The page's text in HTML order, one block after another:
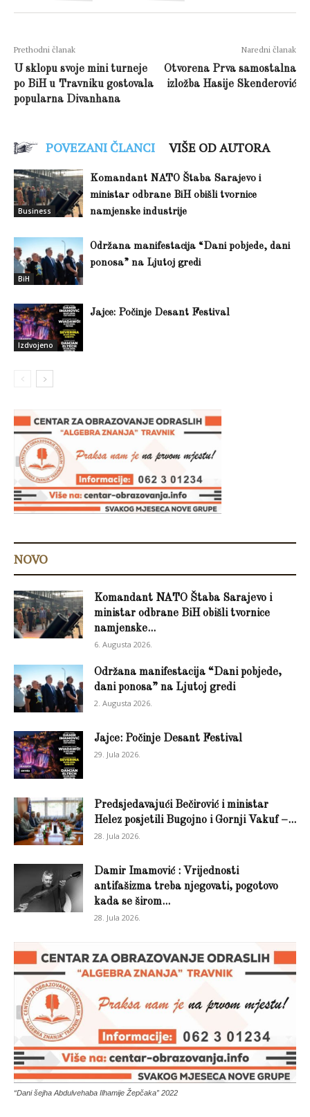
Prethodni članak
U sklopu svoje mini turneje
po BiH u Travniku gostovala
popularna Divanhana
Naredni članak
Otvorena Prva samostalna
izložba Hasije Skenderović
POVEZANI ČLANCI VIŠE OD AUTORA
Business
Komandant NATO Štaba Sarajevo i
ministar odbrane BiH obišli tvornice
namjenske industrije
BiH
Održana manifestacija “Dani pobjede, dani
ponosa” na Ljutoj gredi
Izdvojeno
Jajce: Počinje Desant Festival
NOVO
Komandant NATO Štaba Sarajevo i
ministar odbrane BiH obišli tvornice
namjenske...
6. Augusta 2026.
Održana manifestacija “Dani pobjede,
dani ponosa” na Ljutoj gredi
2. Augusta 2026.
Jajce: Počinje Desant Festival
29. Jula 2026.
Predsjedavajući Bečirović i ministar
Helez posjetili Bugojno i Gornji Vakuf –...
28. Jula 2026.
Damir Imamović : Vrijednosti
antifašizma treba njegovati, pogotovo
kada se širom...
28. Jula 2026.
“Dani šejha Abdulvehaba Ilhamije Žepčaka” 2022